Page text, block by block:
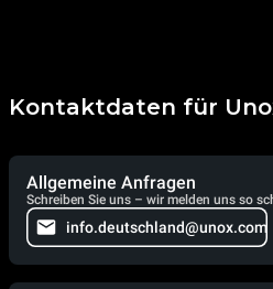
Kontaktdaten für
Allgemeine Anfragen
Schreiben Sie uns – wir melden uns so
info.deutschland@unox.com